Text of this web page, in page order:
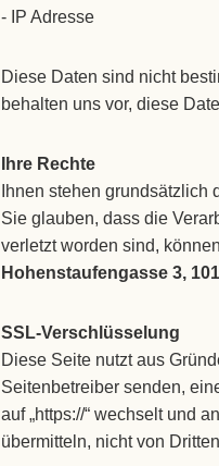
- IP Adresse
Diese Daten sind nicht
behalten uns vor, diese
Ihre Rechte
Ihnen stehen
Sie glauben, dass die
verletzt worden sind,
Hohenstaufengasse 3,
SSL-Verschlüsselung
Diese Seite nutzt aus
Seitenbetreiber senden,
auf „https://“ wechselt und
übermitteln, nicht von